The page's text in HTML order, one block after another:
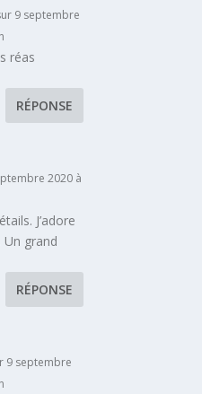
9 septembre
réas
RÉPONSE
2020 à
J’adore
grand
RÉPONSE
9 septembre